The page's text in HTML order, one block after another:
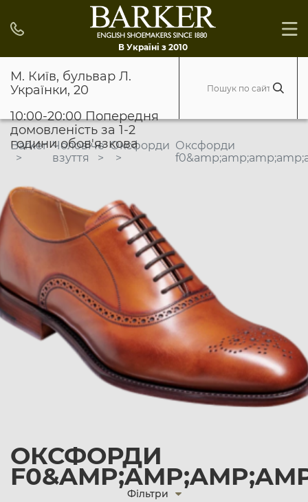
В Україні з 2010
М. Київ, бульвар Л.
Українки, 20
10:00-20:00 Попередня
домовленість за 1-2
години обов'язкова
Barker Чоловіче
взуття
Оксфорди Оксфорди
ОКСФОРДИ
Фільтри